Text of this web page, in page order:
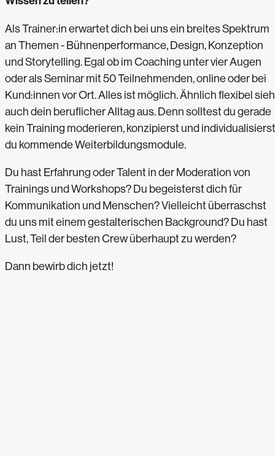
Als Trainer:in erwartet dich bei uns ein breites Spektrum
an Themen - Bühnenperformance, Design, Konzeption
und Storytelling. Egal ob im Coaching unter vier Augen
oder als Seminar mit 50 Teilnehmenden, online oder bei
Kund:innen vor Ort. Alles ist möglich. Ähnlich flexibel
auch dein beruflicher Alltag aus. Denn solltest du gerade
kein Training moderieren, konzipierst und individualisierst
du kommende Weiterbildungsmodule.
Du hast Erfahrung oder Talent in der Moderation von
Trainings und Workshops? Du begeisterst dich für
Kommunikation und Menschen? Vielleicht überraschst
du uns mit einem gestalterischen Background? Du hast
Lust, Teil der besten Crew überhaupt zu werden?
Dann bewirb dich jetzt!